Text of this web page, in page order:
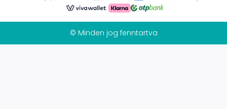
© Minden jog fenntartva